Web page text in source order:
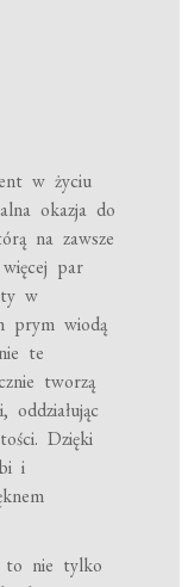
w życiu
okazja do
na zawsze
par
w
prym wiodą
te
tworzą
oddziałując
Dzięki
i
to nie tylko